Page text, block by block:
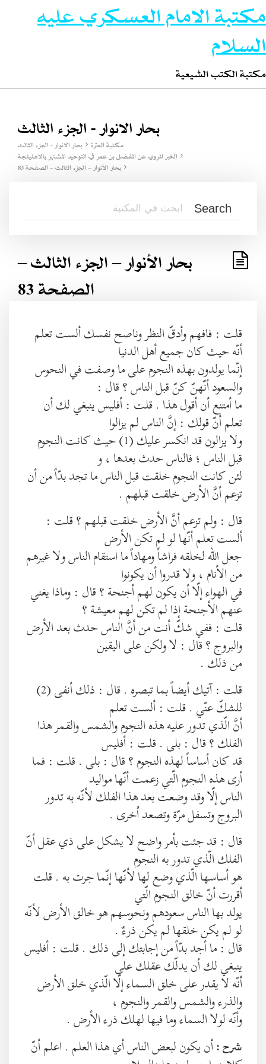
مكتبة الامام العسكري عليه
السلام
مكتبة الكتب الشيعية
بحار الانوار - الجزء الثالث
مكتبة العترة
بحار الانوار - الجزء الثالث
الخبر المروي عن المفضل بن عمر في التوحيد المشتهر بالاهليلجة
بحار الأنوار – الجزء الثالث – الصفحة 83
بحار الأنوار – الجزء الثالث –
الصفحة 83
قلت : فافهم وأدقّ النظر وناصح نفسك ألست تعلم
أنّه حيث كان جميع أهل الدنيا
إنّما يولدون بهذه النجوم على ما وصفت في النحوس
والسعود أنّهنّ كنّ قبل الناس ؟ قال :
ما أمتنع أن أقول هذا . قلت : أفليس ينبغي لك أن
تعلم أنّ قولك : إنَّ الناس لم يزالوا
ولا يزالون قد انكسر عليك (1) حيث كانت النجوم
قبل الناس ؛ فالناس حدث بعدها ، و
لئن كانت النجوم خلقت قبل الناس ما تجد بدّاً من أن
تزعم أنَّ الأرض خلقت قبلهم .
قال : ولم تزعم أنَّ الأرض خلقت قبلهم ؟ قلت :
ألست تعلم أنّها لو لم تكن الأرض
جعل الله لخلقه فراشاً ومهاداً ما استقام الناس ولا غيرهم
من الأنام ، ولا قدروا أن يكونوا
في الهواء إلّا أن يكون لهم أجنحة ؟ قال : وماذا يغني
عنهم الأجنحة إذا لم تكن لهم معيشة ؟
قلت : ففي شكّ أنت من أنَّ الناس حدث بعد الأرض
والبروج ؟ قال : لا ولكن على اليقين
من ذلك .
قلت : آتيك أيضاً بما تبصره . قال : ذلك أنفى (2)
للشكّ عنّي . قلت : ألست تعلم
أنَّ الّذي تدور عليه هذه النجوم والشمس والقمر هذا
الفلك ؟ قال : بلى . قلت : أفليس
قد كان أساساً لهذه النجوم ؟ قال : بلى . قلت : فما
أرى هذه النجوم الّتي زعمت أنّها مواليد
الناس إلّا وقد وضعت بعد هذا الفلك لأنّه به تدور
البروج وتسفل مرّة وتصعد اُخرى .
قال : قد جئت بأمر واضح لا يشكل على ذي عقل أنّ
الفلك الّذي تدور به النجوم
هو أساسها الّذي وضع لها لأنّها إنّما جرت به . قلت
أقررت أنّ خالق النجوم الّتي
يولد بها الناس سعودهم ونحوسهم هو خالق الأرض لأنّه
لو لم يكن خلقها لم يكن ذرءٌ .
قال : ما أجد بدّاً من إجابتك إلى ذلك . قلت : أفليس
ينبغي لك أن يدلّك عقلك على
أنّه لا يقدر على خلق السماء إلّا الّذي خلق الأرض
والذرء والشمس والقمر والنجوم ،
وأنّه لولا السماء وما فيها لهلك ذرء الأرض .
شرح :أن يكون لبعض الناس أي هذا العلم . اعلم أنّ